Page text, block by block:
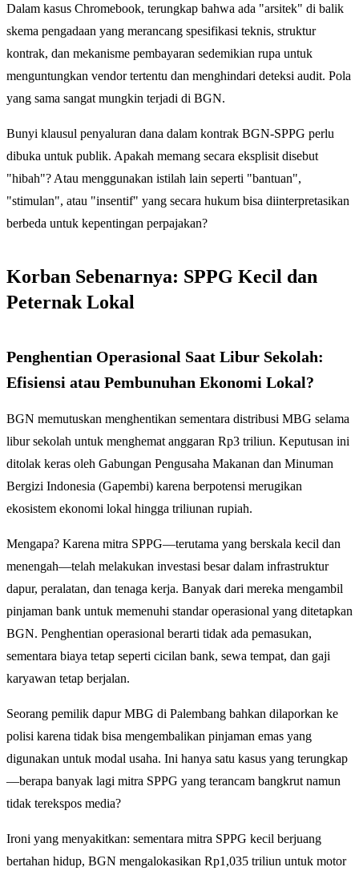
Dalam kasus Chromebook, terungkap bahwa ada "arsitek" di balik
skema pengadaan yang merancang spesifikasi teknis, struktur
kontrak, dan mekanisme pembayaran sedemikian rupa untuk
menguntungkan vendor tertentu dan menghindari deteksi audit. Pola
yang sama sangat mungkin terjadi di BGN.
Bunyi klausul penyaluran dana dalam kontrak BGN-SPPG perlu
dibuka untuk publik. Apakah memang secara eksplisit disebut
"hibah"? Atau menggunakan istilah lain seperti "bantuan",
"stimulan", atau "insentif" yang secara hukum bisa diinterpretasikan
berbeda untuk kepentingan perpajakan?
Korban Sebenarnya: SPPG Kecil dan
Peternak Lokal
Penghentian Operasional Saat Libur Sekolah:
Efisiensi atau Pembunuhan Ekonomi Lokal?
BGN memutuskan menghentikan sementara distribusi MBG selama
libur sekolah untuk menghemat anggaran Rp3 triliun. Keputusan ini
ditolak keras oleh Gabungan Pengusaha Makanan dan Minuman
Bergizi Indonesia (Gapembi) karena berpotensi merugikan
ekosistem ekonomi lokal hingga triliunan rupiah.
Mengapa? Karena mitra SPPG—terutama yang berskala kecil dan
menengah—telah melakukan investasi besar dalam infrastruktur
dapur, peralatan, dan tenaga kerja. Banyak dari mereka mengambil
pinjaman bank untuk memenuhi standar operasional yang ditetapkan
BGN. Penghentian operasional berarti tidak ada pemasukan,
sementara biaya tetap seperti cicilan bank, sewa tempat, dan gaji
karyawan tetap berjalan.
Seorang pemilik dapur MBG di Palembang bahkan dilaporkan ke
polisi karena tidak bisa mengembalikan pinjaman emas yang
digunakan untuk modal usaha. Ini hanya satu kasus yang terungkap
—berapa banyak lagi mitra SPPG yang terancam bangkrut namun
tidak terekspos media?
Ironi yang menyakitkan: sementara mitra SPPG kecil berjuang
bertahan hidup, BGN mengalokasikan Rp1,035 triliun untuk motor